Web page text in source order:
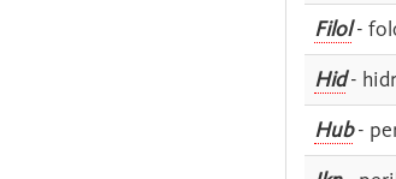
Filol-
Hid-
Hub-